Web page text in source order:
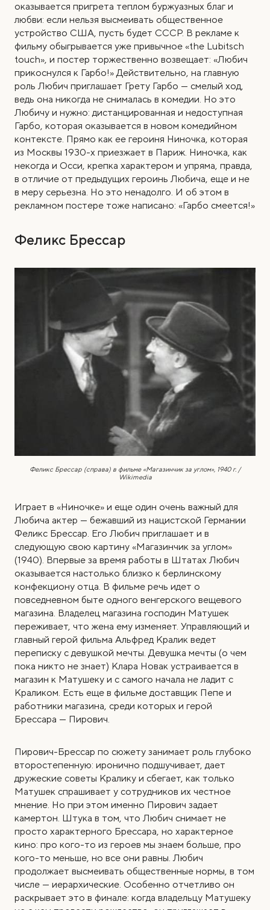
оказывается пригрета теплом буржуазных благ и
любви: если нельзя высмеивать общественное
устройство США, пусть будет СССР. В рекламе к
фильму обыгрывается уже привычное «the Lubitsch
touch», и постер торжественно возвещает: «Любич
прикоснулся к Гарбо!» Действительно, на главную
роль Любич приглашает Грету Гарбо — смелый ход,
ведь она никогда не снималась в комедии. Но это
Любичу и нужно: дистанцированная и недоступная
Гарбо, которая оказывается в новом комедийном
контексте. Прямо как ее героиня Ниночка, которая
из Москвы 1930-х приезжает в Париж. Ниночка, как
некогда и Осси, крепка характером и упряма, правда,
в отличие от предыдущих героинь Любича, еще и не
в меру серьезна. Но это ненадолго. И об этом в
рекламном постере тоже написано: «Гарбо смеется!»
Феликс Брессар
Феликс Брессар (справа) в фильме «Магазинчик за углом», 1940 г. /
Wikimedia
Играет в «Ниночке» и еще один очень важный для
Любича актер — бежавший из нацистской Германии
Феликс Брессар. Его Любич приглашает и в
следующую свою картину «Магазинчик за углом»
(1940). Впервые за время работы в Штатах Любич
оказывается настолько близко к берлинскому
конфекциону отца. В фильме речь идет о
повседневном быте одного венгерского вещевого
магазина. Владелец магазина господин Матушек
переживает, что жена ему изменяет. Управляющий и
главный герой фильма Альфред Кралик ведет
переписку с девушкой мечты. Девушка мечты (о чем
пока никто не знает) Клара Новак устраивается в
магазин к Матушеку и с самого начала не ладит с
Краликом. Есть еще в фильме доставщик Пепе и
работники магазина, среди которых и герой
Брессара — Пирович.
Пирович-Брессар по сюжету занимает роль глубоко
второстепенную: иронично подшучивает, дает
дружеские советы Кралику и сбегает, как только
Матушек спрашивает у сотрудников их честное
мнение. Но при этом именно Пирович задает
камертон. Штука в том, что Любич снимает не
просто характерного Брессара, но характерное
кино: про кого-то из героев мы знаем больше, про
кого-то меньше, но все они равны. Любич
продолжает высмеивать общественные нормы, в том
числе — иерархические. Особенно отчетливо он
раскрывает это в финале: когда владельцу Матушеку